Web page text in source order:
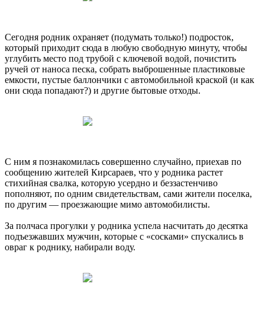
Сегодня родник охраняет (подумать только!) подросток,
который приходит сюда в любую свободную минуту, чтобы
углубить место под трубой с ключевой водой, почистить
ручей от наноса песка, собрать выброшенные пластиковые
емкости, пустые баллончики с автомобильной краской (и как
они сюда попадают?) и другие бытовые отходы.
С ним я познакомилась совершенно случайно, приехав по
сообщению жителей Кирсараев, что у родника растет
стихийная свалка, которую усердно и беззастенчиво
пополняют, по одним свидетельствам, сами жители поселка,
по другим — проезжающие мимо автомобилисты.
За полчаса прогулки у родника успела насчитать до десятка
подъезжавших мужчин, которые с «сосками» спускались в
овраг к роднику, набирали воду.